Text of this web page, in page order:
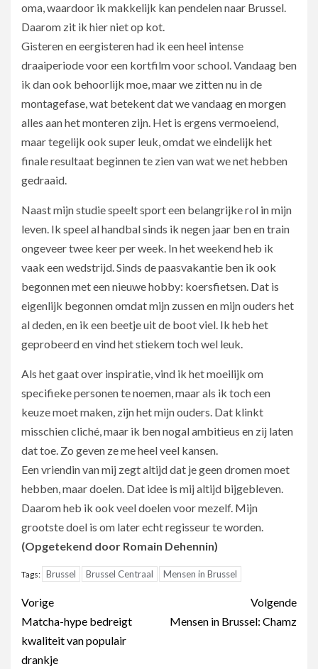
oma, waardoor ik makkelijk kan pendelen naar Brussel.
Daarom zit ik hier niet op kot.
Gisteren en eergisteren had ik een heel intense
draaiperiode voor een kortfilm voor school. Vandaag ben
ik dan ook behoorlijk moe, maar we zitten nu in de
montagefase, wat betekent dat we vandaag en morgen
alles aan het monteren zijn. Het is ergens vermoeiend,
maar tegelijk ook super leuk, omdat we eindelijk het
finale resultaat beginnen te zien van wat we net hebben
gedraaid.
Naast mijn studie speelt sport een belangrijke rol in mijn
leven. Ik speel al handbal sinds ik negen jaar ben en train
ongeveer twee keer per week. In het weekend heb ik
vaak een wedstrijd. Sinds de paasvakantie ben ik ook
begonnen met een nieuwe hobby: koersfietsen. Dat is
eigenlijk begonnen omdat mijn zussen en mijn ouders het
al deden, en ik een beetje uit de boot viel. Ik heb het
geprobeerd en vind het stiekem toch wel leuk.
Als het gaat over inspiratie, vind ik het moeilijk om
specifieke personen te noemen, maar als ik toch een
keuze moet maken, zijn het mijn ouders. Dat klinkt
misschien cliché, maar ik ben nogal ambitieus en zij laten
dat toe. Zo geven ze me heel veel kansen.
Een vriendin van mij zegt altijd dat je geen dromen moet
hebben, maar doelen. Dat idee is mij altijd bijgebleven.
Daarom heb ik ook veel doelen voor mezelf. Mijn
grootste doel is om later echt regisseur te worden.
(Opgetekend door Romain Dehennin)
Tags: Brussel Brussel Centraal Mensen in Brussel
Berichtnavigatie
Vorige
Matcha-hype bedreigt
kwaliteit van populair
drankje
Volgende
Mensen in Brussel: Chamz